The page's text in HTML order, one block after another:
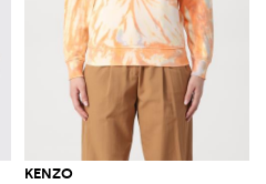
KENZO